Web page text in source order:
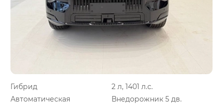
Гибрид
2 л, 1401 л.с.
Автоматическая
Внедорожник 5 дв.